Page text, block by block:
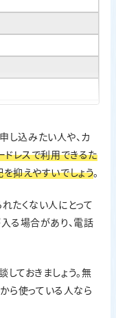
原則郵送物なし
当者の個人名で実施
ゼント等のキャン
し込みたい人や、カ
ドレスで利用できるた
抑えやすいでしょう。
たくない人にとって
る場合があり、電話
ておきましょう。無
ら使っている人なら